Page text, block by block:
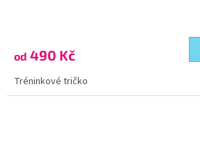
od 490 Kč
Tréninkové tričko